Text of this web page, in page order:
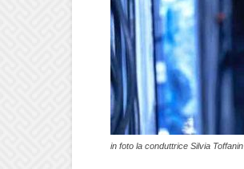
in foto la conduttrice Silvia Toffanin